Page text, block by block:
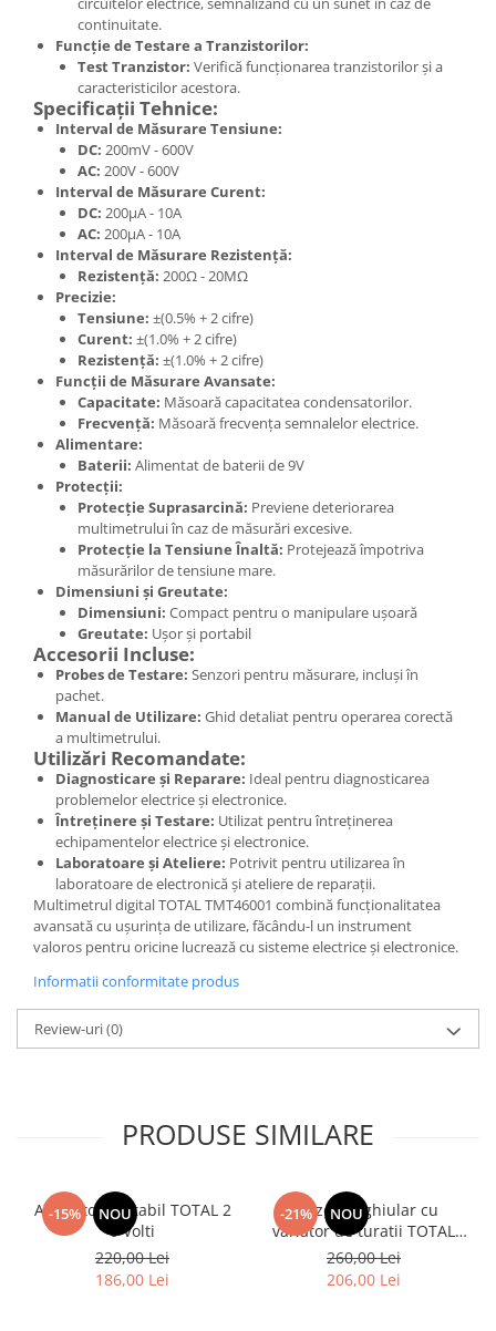
continuitate.
Funcție de Testare a Tranzistorilor:
Test Tranzistor: Verifică funcționarea tranzistorilor și a
caracteristicilor acestora.
Specificații Tehnice:
Interval de Măsurare Tensiune:
DC: 200mV - 600V
AC: 200V - 600V
Interval de Măsurare Curent:
DC: 200μA - 10A
AC: 200μA - 10A
Interval de Măsurare Rezistență:
Rezistență: 200Ω - 20MΩ
Precizie:
Tensiune: ±(0.5% + 2 cifre)
Curent: ±(1.0% + 2 cifre)
Rezistență: ±(1.0% + 2 cifre)
Funcții de Măsurare Avansate:
Capacitate: Măsoară capacitatea condensatorilor.
Frecvență: Măsoară frecvența semnalelor electrice.
Alimentare:
Baterii: Alimentat de baterii de 9V
Protecții:
Protecție Suprasarcină: Previene deteriorarea
multimetrului în caz de măsurări excesive.
Protecție la Tensiune Înaltă: Protejează împotriva
măsurărilor de tensiune mare.
Dimensiuni și Greutate:
Dimensiuni: Compact pentru o manipulare ușoară
Greutate: Ușor și portabil
Accesorii Incluse:
Probes de Testare: Senzori pentru măsurare, incluși în
pachet.
Manual de Utilizare: Ghid detaliat pentru operarea corectă
a multimetrului.
Utilizări Recomandate:
Diagnosticare și Reparare: Ideal pentru diagnosticarea
problemelor electrice și electronice.
Întreținere și Testare: Utilizat pentru întreținerea
echipamentelor electrice și electronice.
Laboratoare și Ateliere: Potrivit pentru utilizarea în
laboratoare de electronică și ateliere de reparații.
Multimetrul digital TOTAL TMT46001 combină funcționalitatea
avansată cu ușurința de utilizare, făcându-l un instrument
valoros pentru oricine lucrează cu sisteme electrice și electronice.
Informatii conformitate produs
Review-uri(0)
PRODUSE SIMILARE
-15% NOU
Aspirator portabil TOTAL 2
0 Volti
220,00 Lei
186,00 Lei
-21% NOU
Polizor unghiular cu
variator de turatii TOTAL
TG1121256-3, 1010W,
125mm
260,00 Lei
206,00 Lei